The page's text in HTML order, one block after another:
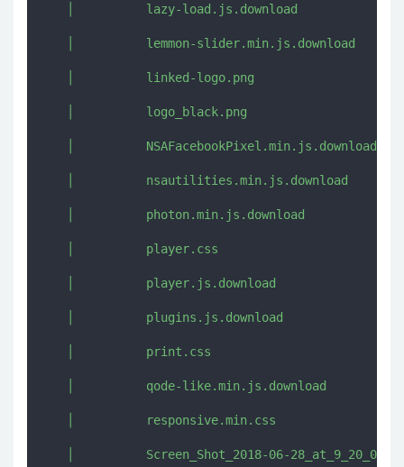
   │          lazy-load.js.download
   │          lemmon-slider.min.js.download
   │          linked-logo.png
   │          logo_black.png
   │          NSAFacebookPixel.min.js.download
   │          nsautilities.min.js.download
   │          photon.min.js.download
   │          player.css
   │          player.js.download
   │          plugins.js.download
   │          print.css
   │          qode-like.min.js.download
   │          responsive.min.css
│          Screen_Shot_2018-06-